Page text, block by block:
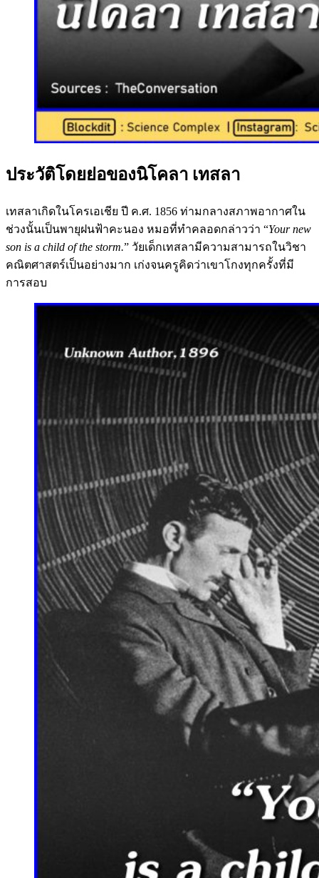
ประวัติโดยย่อของนิโคลา เทสลา
เทสลาเกิดในโครเอเชีย ปี ค.ศ. 1856 ท่ามกลางสภาพอากาศใน
ช่วงนั้นเป็นพายุฝนฟ้าคะนอง หมอที่ทำคลอดกล่าวว่า “Your new
son is a child of the storm.” วัยเด็กเทสลามีความสามารถในวิชา
คณิตศาสตร์เป็นอย่างมาก เก่งจนครูคิดว่าเขาโกงทุกครั้งที่มี
การสอบ